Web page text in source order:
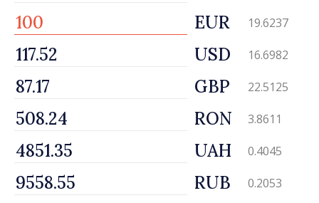
EUR 19.6237
USD 16.6982
GBP 22.5125
RON 3.8611
UAH 0.4045
RUB 0.2053